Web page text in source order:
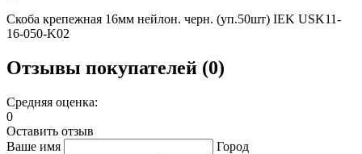
Скоба крепежная 16мм нейлон. черн. (уп.50шт) IEK USK11-
16-050-K02
Отзывы покупателей (0)
Средняя оценка:
0
Оставить отзыв
Ваше имя
Город